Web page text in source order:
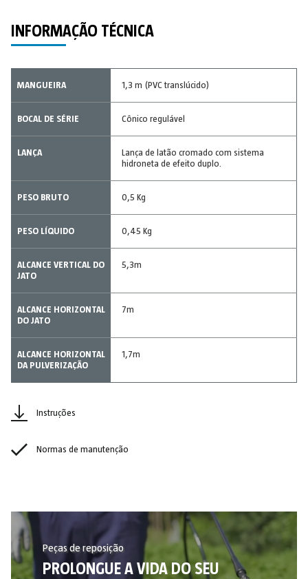
INFORMAÇÃO TÉCNICA
MANGUEIRA 1,3 m (PVC translúcido)
BOCAL DE SÉRIE Cônico regulável
LANÇA
Lança de latão cromado com sistema
hidroneta de efeito duplo.
PESO BRUTO 0,5 Kg
PESO LÍQUIDO 0,45 Kg
ALCANCE VERTICAL DO
JATO
5,3m
ALCANCE HORIZONTAL
DO JATO
7m
ALCANCE HORIZONTAL
DA PULVERIZAÇÃO
1,7m
Instruções
Normas de manutenção
Peças de reposição
PROLONGUE A VIDA DO SEU